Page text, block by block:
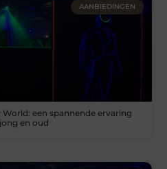
AANBIEDINGEN
een spannende ervaring
en oud